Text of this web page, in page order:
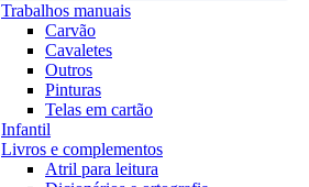
Trabalhos manuais
Carvão
Cavaletes
Outros
Pinturas
Telas em cartão
Infantil
Livros e complementos
Atril para leitura